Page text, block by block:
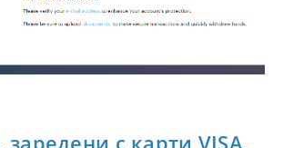
заредени с карти VISA,